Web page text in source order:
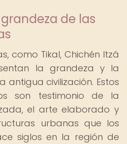
de las
como Tikal, Chichén Itzá
la grandeza y la
antigua civilización. Estos
son testimonio de la
el arte elaborado y
urbanas que los
siglos en la región de